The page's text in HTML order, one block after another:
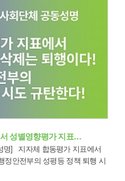
성별영향평가 지표…
정안전부의 성평등 정책 퇴행 시